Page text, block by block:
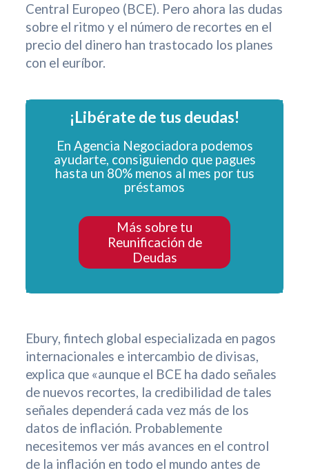
Central Europeo (BCE). Pero ahora las dudas
sobre el ritmo y el número de recortes en el
precio del dinero han trastocado los planes
con el euríbor.
¡Libérate de tus deudas!
En Agencia Negociadora podemos
ayudarte, consiguiendo que pagues
hasta un 80% menos al mes por tus
préstamos
Más sobre tu
Reunificación de
Deudas
Ebury, fintech global especializada en pagos
internacionales e intercambio de divisas,
explica que «aunque el BCE ha dado señales
de nuevos recortes, la credibilidad de tales
señales dependerá cada vez más de los
datos de inflación. Probablemente
necesitemos ver más avances en el control
de la inflación en todo el mundo antes de